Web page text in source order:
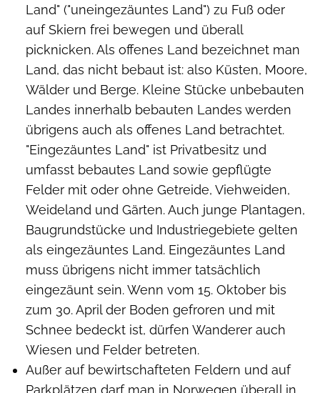
Land" ("uneingezäuntes Land") zu Fuß oder
auf Skiern frei bewegen und überall
picknicken. Als offenes Land bezeichnet man
Land, das nicht bebaut ist: also Küsten, Moore,
Wälder und Berge. Kleine Stücke unbebauten
Landes innerhalb bebauten Landes werden
übrigens auch als offenes Land betrachtet.
"Eingezäuntes Land" ist Privatbesitz und
umfasst bebautes Land sowie gepflügte
Felder mit oder ohne Getreide, Viehweiden,
Weideland und Gärten. Auch junge Plantagen,
Baugrundstücke und Industriegebiete gelten
als eingezäuntes Land. Eingezäuntes Land
muss übrigens nicht immer tatsächlich
eingezäunt sein. Wenn vom 15. Oktober bis
zum 30. April der Boden gefroren und mit
Schnee bedeckt ist, dürfen Wanderer auch
Wiesen und Felder betreten.
Außer auf bewirtschafteten Feldern und auf
Parkplätzen darf man in Norwegen überall in